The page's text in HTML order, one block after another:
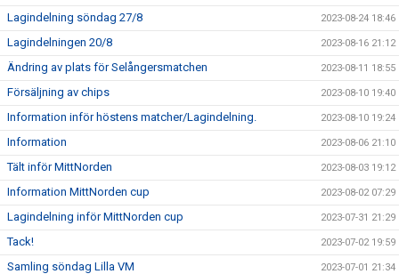
Lagindelning söndag 27/8 2023-08-24 18:46
Lagindelningen 20/8 2023-08-16 21:12
Ändring av plats för Selångersmatchen 2023-08-11 18:55
Försäljning av chips 2023-08-10 19:40
Information inför höstens matcher/Lagindelning. 2023-08-10 19:24
Information 2023-08-06 21:10
Tält inför MittNorden 2023-08-03 19:12
Information MittNorden cup 2023-08-02 07:29
Lagindelning inför MittNorden cup 2023-07-31 21:29
Tack! 2023-07-02 19:59
Samling söndag Lilla VM 2023-07-01 21:34